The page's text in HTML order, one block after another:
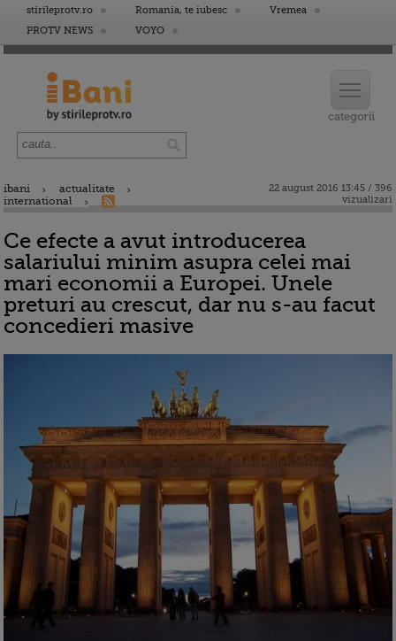
stirileprotv.ro Romania, te iubesc
Vremea
PROTV NEWS
VOYO
ibani
actualitate
international
22 august 2016 13:45 / 396
vizualizari
Ce efecte a avut introducerea
salariului minim asupra celei mai
mari economii a Europei. Unele
preturi au crescut, dar nu s-au facut
concedieri masive